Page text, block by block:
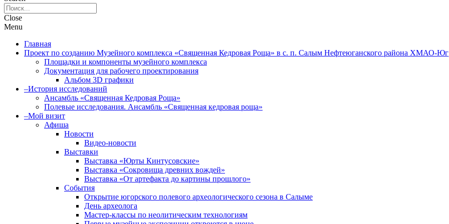
Close
Menu
Главная
Проект по созданию Музейного комплекса «Священная Кедровая Роща» в с. п. Салым Нефтеюганского района ХМАО-
Площадки и компоненты музейного комплекса
Документация для рабочего проектирования
Альбом 3D графики
–История исследований
Ансамбль «Священная Кедровая Роща»
Полевые исследования. Ансамбль «Священная кедровая роща»
–Мой визит
Афиша
Новости
Видео-новости
Выставки
Выставка «Юрты Кинтусовские»
Выставка «Сокровища древних вождей»
Выставка «От артефакта до картины прошлого»
События
Открытие югорского полевого археологи­ческого сезона в Салыме
День археолога
Мастер-классы по неолитическим технологиям